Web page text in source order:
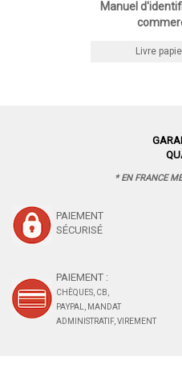
Manuel
Livre
* EN FRANCE
PAIEMENT
SÉCURISÉ
PAIEMENT :
CHÈQUES, CB,
PAYPAL, MANDAT
ADMINISTRATIF, VIREMENT